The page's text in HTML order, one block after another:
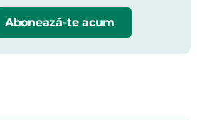
Abonează-te acum